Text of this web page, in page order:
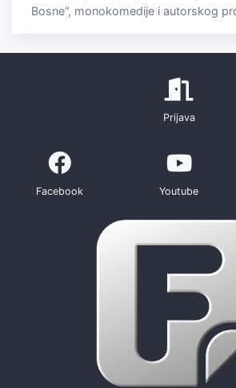
Bosne“, monokomedije i autorskog
Prijava
Facebook Youtube